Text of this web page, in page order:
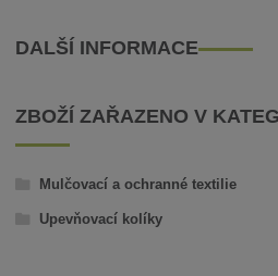
DALŠÍ INFORMACE
ZBOŽÍ ZAŘAZENO V
Mulčovací a ochranné textilie
Upevňovací kolíky